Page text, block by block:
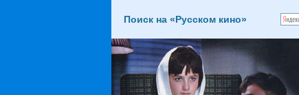
Поиск на «Русском кино»